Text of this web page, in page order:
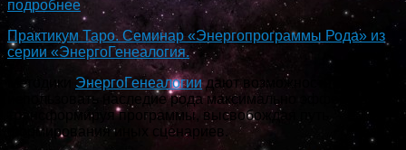
подробнее
Практикум Таро. Семинар «Энергопрограммы Рода» из
серии «ЭнергоГенеалогия.
Методики ЭнергоГенеалогиидают возможность
использовать наследие рода максимально эффективно,
трансформируя программы, высвобождая путь
формирования иных сценариев.